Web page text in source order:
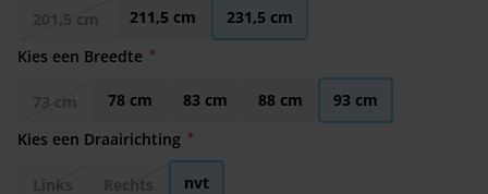
211,5 cm
231,5 cm
Kies een Breedte
78 cm 83 cm 88 cm
93 cm
Kies een Draairichting
nvt